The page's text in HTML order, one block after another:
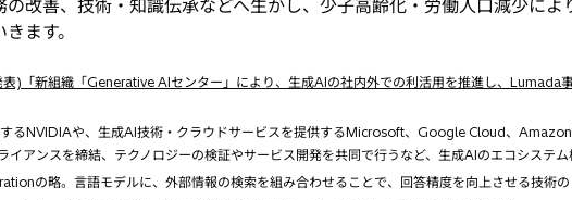
改善、技術・知識伝承などへ生かし、少子高齢化・労働人口減少に
ます。
)「新組織「Generative AIセンター」により、生成AIの社内外での利活用を推進し、Lumada
るNVIDIAや、生成AI技術・クラウドサービスを提供するMicrosoft、Google Cloud、
イアンスを締結、テクノロジーの検証やサービス開発を共同で行うなど、生成AIのエコシステム
の略。言語モデルに、外部情報の検索を組み合わせることで、回答精度を向上させる技術の